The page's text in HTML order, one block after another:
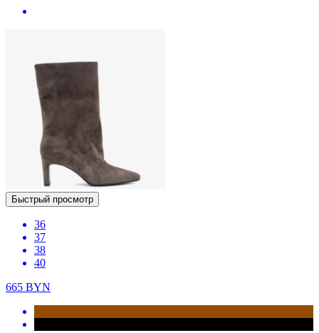
Быстрый просмотр
36
37
38
40
665 BYN